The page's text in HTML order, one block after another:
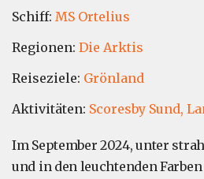
Schiff: MS Ortelius
Regionen: Die Arktis
Reiseziele: Grönland
Aktivitäten: Scoresby Sund,
Im September 2024, unter
und in den leuchtenden